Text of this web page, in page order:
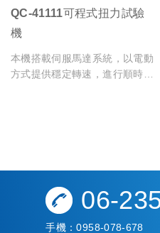
QC-41111可程式扭力試驗
機
本機搭載伺服馬達系統，以電動
方式提供穩定轉速，進行順時針
06-
手機：0958-078-678